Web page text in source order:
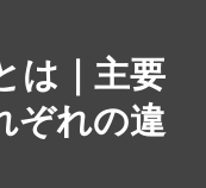
は｜主要
ぞれの違